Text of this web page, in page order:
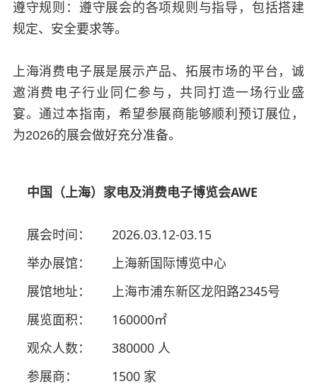
遵守规则：遵守展会的各项规则与指导，包括搭建
规定、安全要求等。
上海消费电子展是展示产品、拓展市场的平台，诚
邀消费电子行业同仁参与，共同打造一场行业盛
宴。通过本指南，希望参展商能够顺利预订展位，
为2026的展会做好充分准备。
中国（上海）家电及消费电子博览会AWE
展会时间：
2026.03.12-03.15
举办展馆：
上海新国际博览中心
展馆地址：
上海市浦东新区龙阳路2345号
展览面积：
160000㎡
观众人数：
380000 人
参展商：
1500 家